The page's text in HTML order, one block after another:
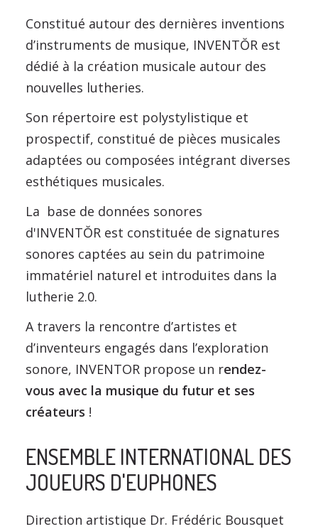
Constitué autour des dernières inventions
d’instruments de musique, INVENTŎR est
dédié à la création musicale autour des
nouvelles lutheries.
Son répertoire est polystylistique et
prospectif, constitué de pièces musicales
adaptées ou composées intégrant diverses
esthétiques musicales.
La base de données sonores
d'INVENTŎR est constituée de signatures
sonores captées au sein du patrimoine
immatériel naturel et introduites dans la
lutherie 2.0.
A travers la rencontre d’artistes et
d’inventeurs engagés dans l’exploration
sonore, INVENTOR propose un rendez-
vous avec la musique du futur et ses
créateurs !
ENSEMBLE INTERNATIONAL DES
JOUEURS D'EUPHONES
Direction artistique Dr. Frédéric Bousquet